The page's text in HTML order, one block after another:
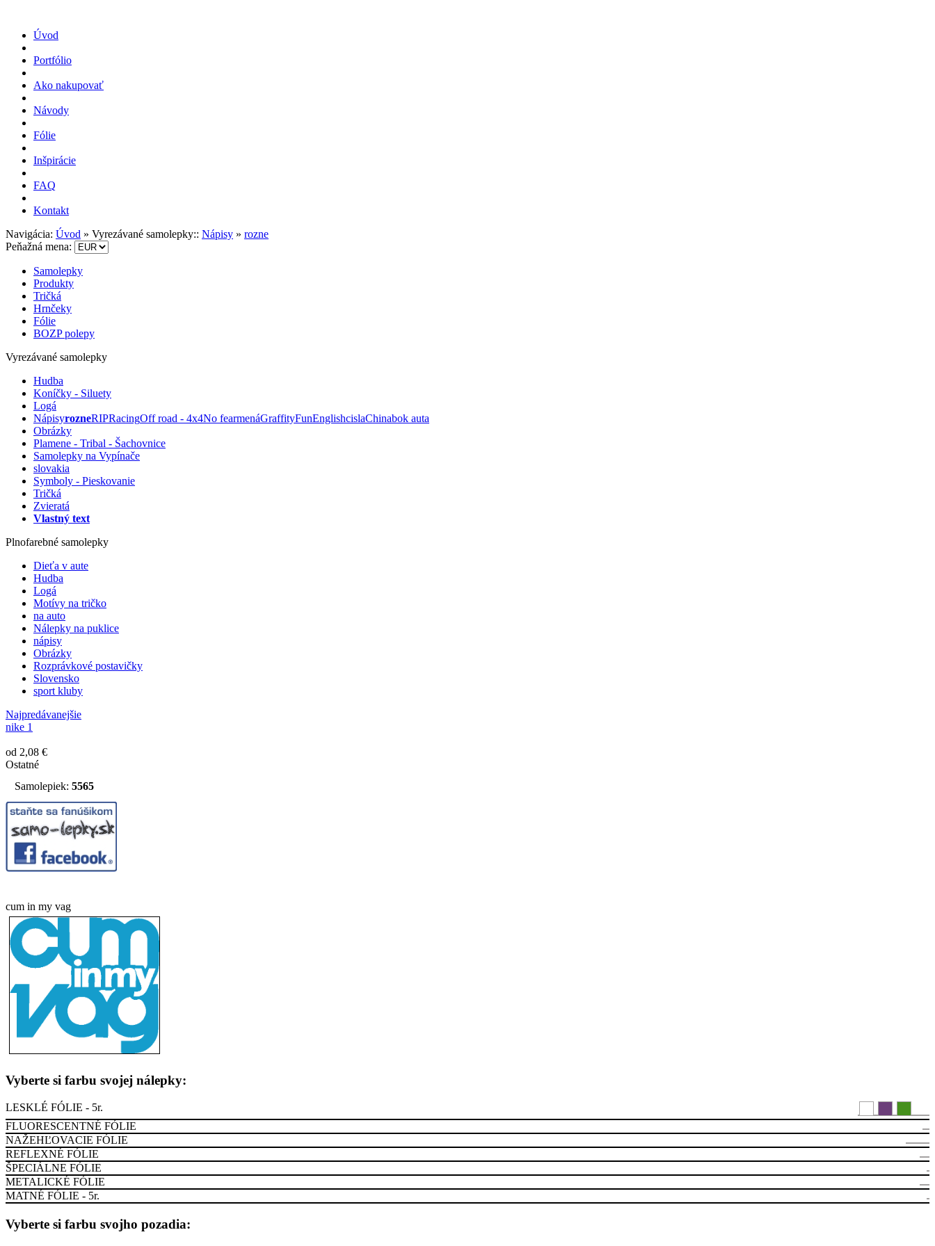
Úvod
Portfólio
Ako nakupovať
Návody
Fólie
Inšpirácie
FAQ
Kontakt
Navigácia: Úvod » Vyrezávané samolepky:: Nápisy » rozne
Peňažná mena:
Samolepky
Produkty
Tričká
Hrnčeky
Fólie
BOZP polepy
Vyrezávané samolepky
Hudba
Koníčky - Siluety
Logá
NápisyrozneRIPRacingOff road - 4x4No fearmenáGraffityFunEnglishcislaChinabok auta
Obrázky
Plamene - Tribal - Šachovnice
Samolepky na Vypínače
slovakia
Symboly - Pieskovanie
Tričká
Zvieratá
Vlastný text
Plnofarebné samolepky
Dieťa v aute
Hudba
Logá
Motívy na tričko
na auto
Nálepky na puklice
nápisy
Obrázky
Rozprávkové postavičky
Slovensko
sport kluby
Najpredávanejšie
nike 1
od 2,08 €
Ostatné
Samolepiek: 5565
cum in my vag
Vyberte si farbu svojej nálepky:
LESKLÉ FÓLIE - 5r.
FLUORESCENTNÉ FÓLIE
NAŽEHĽOVACIE FÓLIE
REFLEXNÉ FÓLIE
ŠPECIÁLNE FÓLIE
METALICKÉ FÓLIE
MATNÉ FÓLIE - 5r.
Vyberte si farbu svojho pozadia: